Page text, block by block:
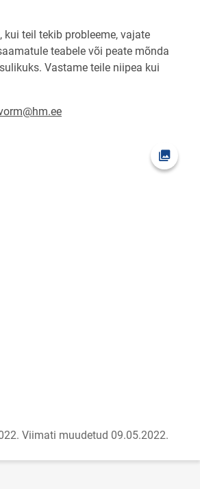
kui teil tekib probleeme, vajate
teabele või peate mõnda
Vastame teile niipea kui
Ava
Viimati muudetud 09.05.2022.